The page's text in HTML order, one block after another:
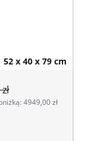
52 x 40 x 79 cm
4949,00 zł